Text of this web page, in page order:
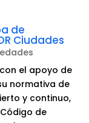
de
Ciudades
el apoyo de
normativa de
y continuo,
de